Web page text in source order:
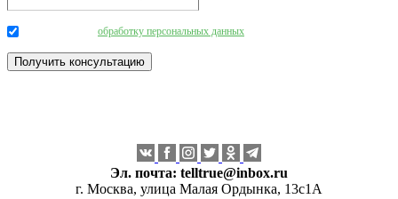
обработку персональных данных
Эл. почта: telltrue@inbox.ru
г. Москва, улица Малая Ордынка, 13с1А